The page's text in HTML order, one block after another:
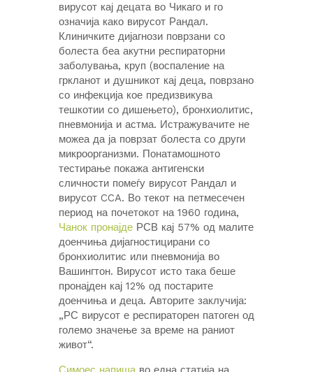
вирусот кај децата во Чикаго и го
означија како вирусот Рандал.
Клиничките дијагнози поврзани со
болеста беа акутни респираторни
заболувања, круп (воспаление на
гркланот и душникот кај деца, поврзано
со инфекција кое предизвикува
тешкотии со дишењето), бронхиолитис,
пневмонија и астма. Истражувачите не
можеа да ја поврзат болеста со други
микроорганизми. Понатамошното
тестирање покажа антигенски
сличности помеѓу вирусот Рандал и
вирусот CCA. Во текот на петмесечен
период на почетокот на 1960 година,
Чанок пронајде РСВ кај 57% од малите
доенчиња дијагностицирани со
бронхиолитис или пневмонија во
Вашингтон. Вирусот исто така беше
пронајден кај 12% од постарите
доенчиња и деца. Авторите заклучија:
„РС вирусот е респираторен патоген од
големо значење за време на раниот
живот“.